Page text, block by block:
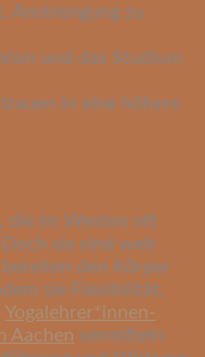
Anstrengung zu
und das Studium
in eine höhere
die im Westen oft
sie sind weit
den Körper
sie Flexibilität,
Yogalehrer*innen-
Aachen vermitteln